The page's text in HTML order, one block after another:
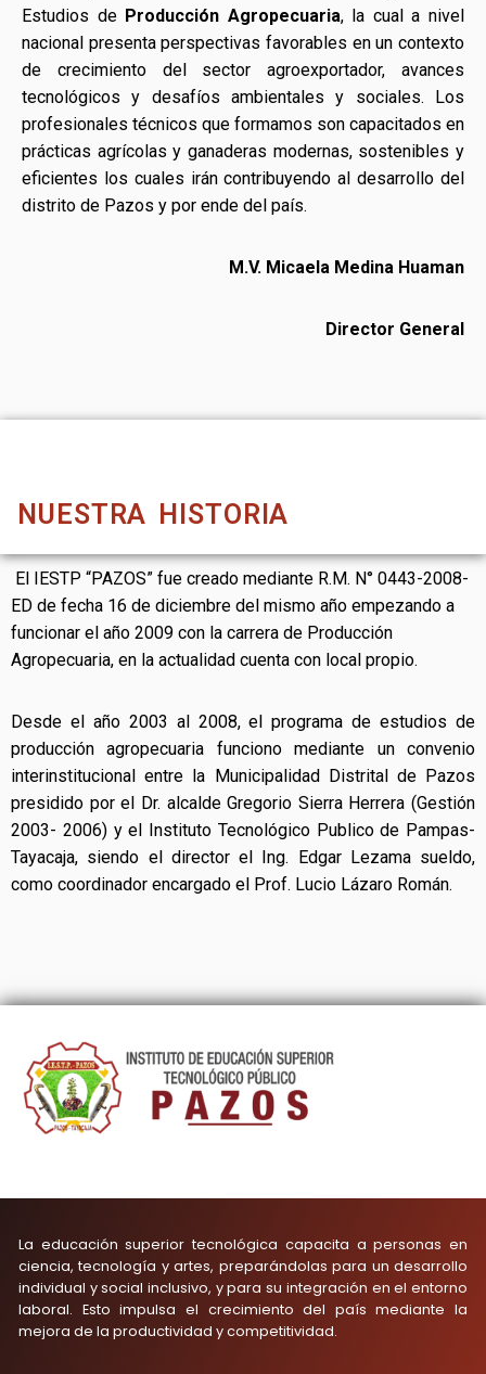
Estudios de Producción Agropecuaria, la cual a nivel
nacional presenta perspectivas favorables en un contexto
de crecimiento del sector agroexportador, avances
tecnológicos y desafíos ambientales y sociales. Los
profesionales técnicos que formamos son capacitados en
prácticas agrícolas y ganaderas modernas, sostenibles y
eficientes los cuales irán contribuyendo al desarrollo del
distrito de Pazos y por ende del país.
M.V. Micaela Medina Huaman
Director General
NUESTRA HISTORIA
El IESTP “PAZOS” fue creado mediante R.M. N° 0443-2008-
ED de fecha 16 de diciembre del mismo año empezando a
funcionar el año 2009 con la carrera de Producción
Agropecuaria, en la actualidad cuenta con local propio.
Desde el año 2003 al 2008, el programa de estudios de
producción agropecuaria funciono mediante un convenio
interinstitucional entre la Municipalidad Distrital de Pazos
presidido por el Dr. alcalde Gregorio Sierra Herrera (Gestión
2003- 2006) y el Instituto Tecnológico Publico de Pampas-
Tayacaja, siendo el director el Ing. Edgar Lezama sueldo,
como coordinador encargado el Prof. Lucio Lázaro Román.
La educación superior tecnológica capacita a personas en
ciencia, tecnología y artes, preparándolas para un desarrollo
individual y social inclusivo, y para su integración en el entorno
laboral. Esto impulsa el crecimiento del país mediante la
mejora de la productividad y competitividad.